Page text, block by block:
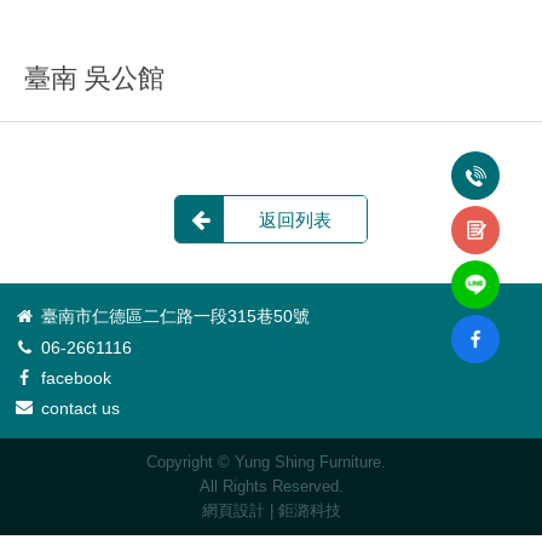
臺南 吳公館
返回列表
臺南市仁德區二仁路一段315巷50號
06-2661116
facebook
contact us
Copyright © Yung Shing Furniture.
All Rights Reserved.
網頁設計 | 鉅潞科技